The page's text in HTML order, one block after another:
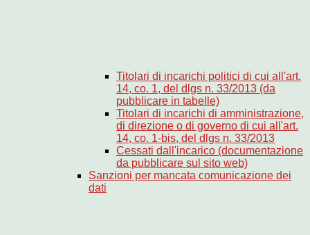
Titolari di incarichi politici di cui all'art.
14, co. 1, del dlgs n. 33/2013 (da
pubblicare in tabelle)
Titolari di incarichi di amministrazione,
di direzione o di governo di cui all'art.
14, co. 1-bis, del dlgs n. 33/2013
Cessati dall'incarico (documentazione
da pubblicare sul sito web)
Sanzioni per mancata comunicazione dei
dati